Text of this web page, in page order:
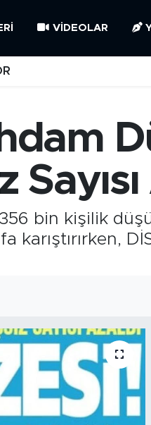
VIDEOLAR
bin kişilik
karıştırırken,